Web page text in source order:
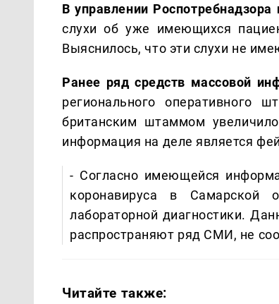
В управлении
слухи об уже имеющихся
Выяснилось, что эти слухи не
Ранее ряд средств массовой
регионального оперативного
британским штаммом
информация на деле является
- Согласно имеющейся
коронавируса в Самарской
лабораторной диагностики.
распространяют ряд СМИ, не
Читайте также: